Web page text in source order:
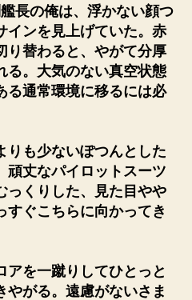
長の俺は、浮かない顔つ
インを見上げていた。赤
り替わると、やがて分厚
る。大気のない真空状態
る通常環境に移るには必
も少ないぽつんとした
頑丈なパイロットスーツ
っくりした、見た目やや
すぐこちらに向かってき
を一蹴りしてひとっと
やがる。遠慮がないさま